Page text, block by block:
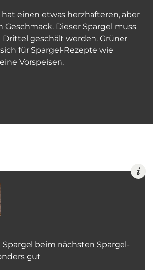
hat einen etwas herzhafteren, aber
Geschmack. Dieser Spargel muss
geschält werden. Grüner
für Spargel-Rezepte wie
Vorspeisen.
Spargel beim nächsten Spargel-
gut